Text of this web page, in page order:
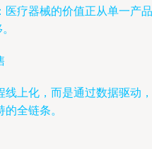
医疗器械的价值正从单一产品
线上化，而是通过数据驱动，
全链条。